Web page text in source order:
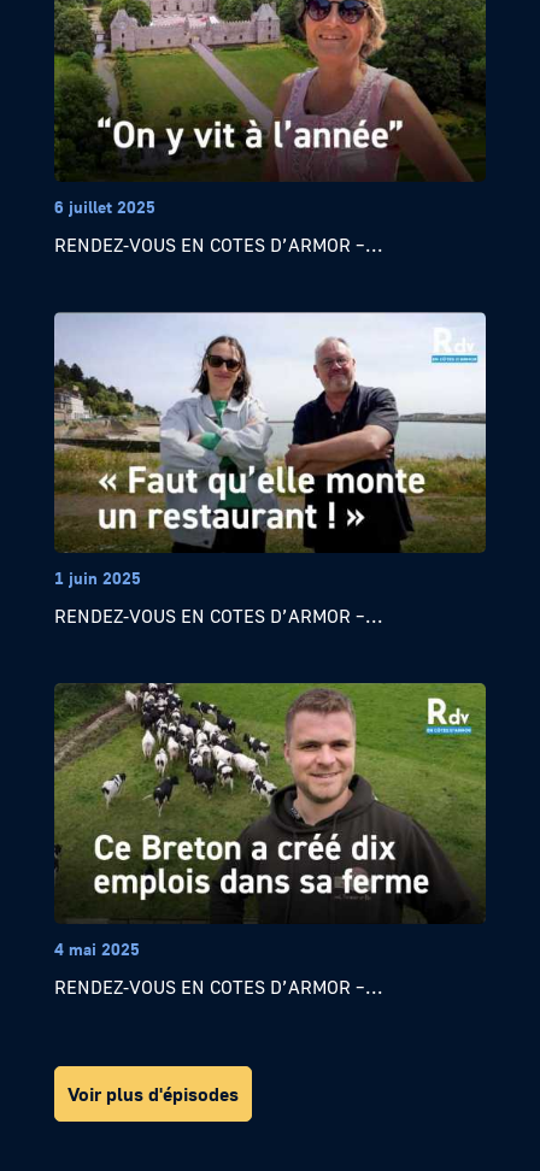
6 juillet 2025
RENDEZ-VOUS EN COTES D’ARMOR –...
1 juin 2025
RENDEZ-VOUS EN COTES D’ARMOR –...
4 mai 2025
RENDEZ-VOUS EN COTES D’ARMOR –...
Voir plus d'épisodes